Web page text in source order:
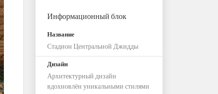
Информационный блок
Название
Стадион Центральной Джидды
Дизайн
Архитектурный дизайн
вдохновлён уникальными стилями